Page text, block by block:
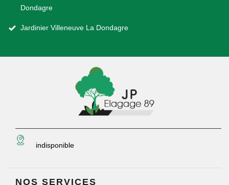
Dondagre
Jardinier Villeneuve La Dondagre
indisponible
NOS SERVICES